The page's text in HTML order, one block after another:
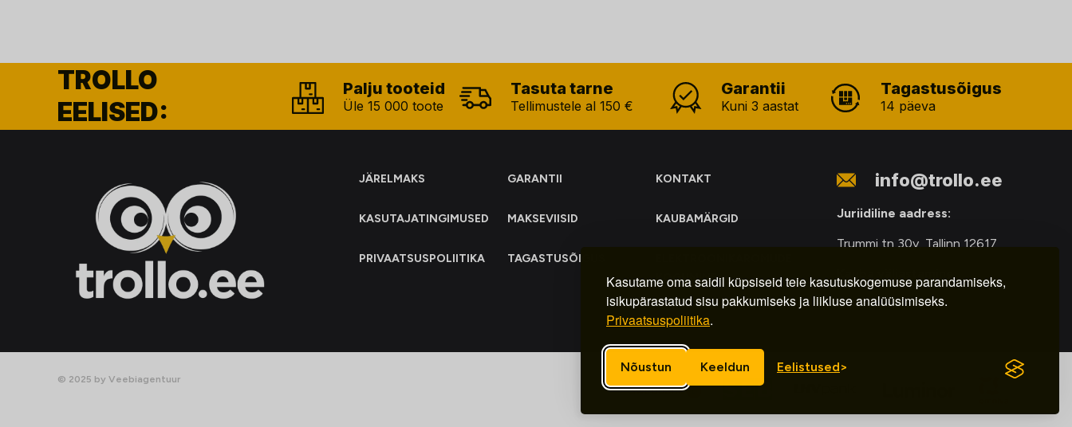
Kasutame oma saidil küpsiseid teie kasutuskogemuse parandamiseks,
isikupärastatud sisu pakkumiseks ja liikluse analüüsimiseks.
Privaatsuspoliitika.
Nõustun Keeldun Eelistused
TROLLO
EELISED:
Palju tooteid
Üle 15 000 toote
Tasuta tarne
Tellimustele al 150 €
Garantii
Kuni 3 aastat
Tagastusõigus
14 päeva
JÄRELMAKS GARANTII KONTAKT
KASUTAJATINGIMUSED MAKSEVIISID KAUBAMÄRGID
PRIVAATSUSPOLIITIKA TAGASTUSÕIGUS
KOGUMINE
info@trollo.ee
Juriidiline aadress:
Trummi tn 30y, Tallinn 12617
Kauba väljastamine:
E-R – 9.00 – 18.00
© 2025 by Veebiagentuur